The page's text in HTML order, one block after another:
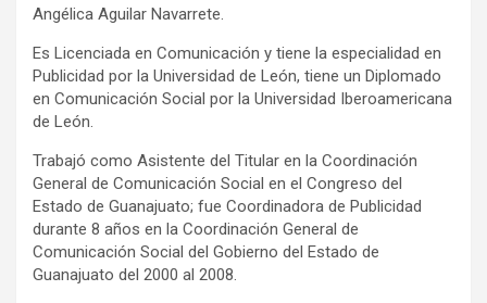
Angélica Aguilar Navarrete.
Es Licenciada en Comunicación y tiene la especialidad en
Publicidad por la Universidad de León, tiene un Diplomado
en Comunicación Social por la Universidad Iberoamericana
de León.
Trabajó como Asistente del Titular en la Coordinación
General de Comunicación Social en el Congreso del
Estado de Guanajuato; fue Coordinadora de Publicidad
durante 8 años en la Coordinación General de
Comunicación Social del Gobierno del Estado de
Guanajuato del 2000 al 2008.